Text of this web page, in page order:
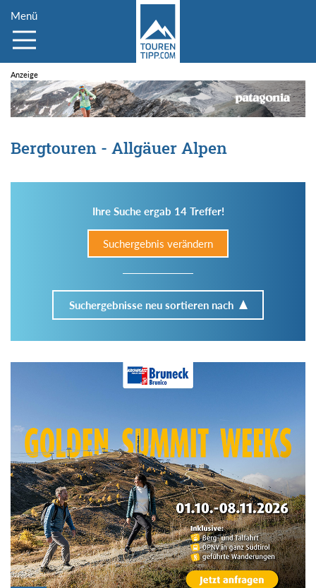
Menü
Bergtouren - Allgäuer Alpen
Ihre Suche ergab 14 Treffer!
Suchergebnis verändern
Suchergebnisse neu sortieren nach
Im Tourenarchiv suchen
Region:
Gebirge:
Art der Tour: